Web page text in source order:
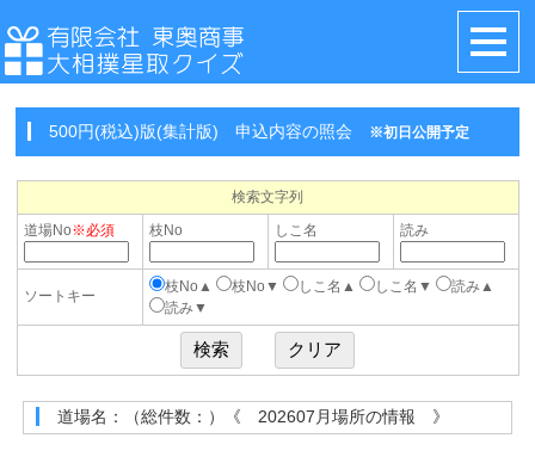
500円(税込)版(集計版) 申込内容の照会 ※初日公開予定
検索文字列
道場No※必須 枝No しこ名 読み
ソートキー
枝No▲ 枝No▼ しこ名▲ しこ名▼
読み▲
読み▼
道場名：（総件数：）《 202607月場所の情報 》